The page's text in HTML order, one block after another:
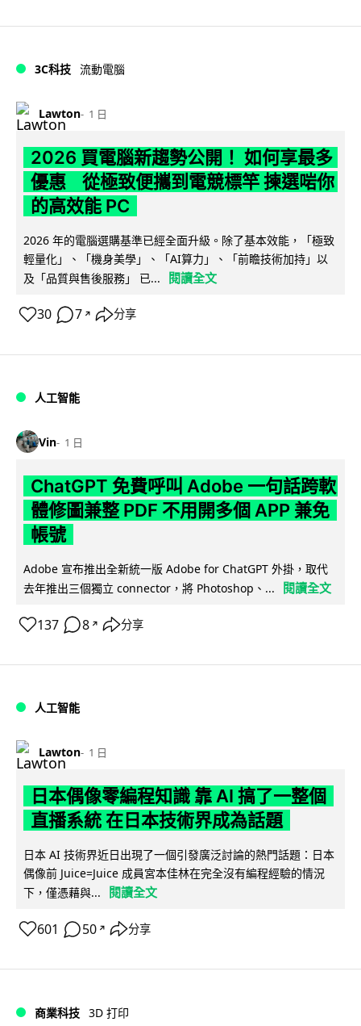
3C科技 流動電腦
Lawton 1 日
2026 買電腦新趨勢公開！ 如何享最多
優惠 從極致便攜到電競標竿 揀選啱你
的高效能 PC
2026 年的電腦選購基準已經全面升級。除了基本效能，「極致
輕量化」、「機身美學」、「AI算力」、「前瞻技術加持」以
及「品質與售後服務」 已...
閱讀全文
30 7 ↗ 分享
人工智能
Vin 1 日
ChatGPT 免費呼叫 Adobe 一句話跨軟
體修圖兼整 PDF 不用開多個 APP 兼免
帳號
Adobe 宣布推出全新統一版 Adobe for ChatGPT 外掛，取代
去年推出三個獨立 connector，將 Photoshop、...
閱讀全文
137 8 ↗ 分享
人工智能
Lawton 1 日
日本偶像零編程知識 靠 AI 搞了一整個
直播系統 在日本技術界成為話題
日本 AI 技術界近日出現了一個引發廣泛討論的熱門話題：日本
偶像前 Juice=Juice 成員宮本佳林在完全沒有編程經驗的情況
下，僅憑藉與...
閱讀全文
601 50 ↗ 分享
商業科技 3D 打印